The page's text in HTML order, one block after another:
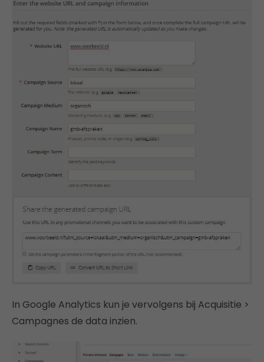
In Google Analytics kun je vervolgens bij Acquisitie >
Campagnes de data inzien.